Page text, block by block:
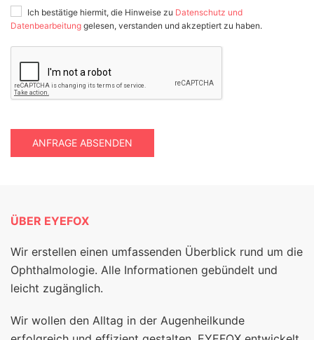
Ich bestätige hiermit, die Hinweise zu Datenschutz und
Datenbearbeitung gelesen, verstanden und akzeptiert zu haben.
ANFRAGE ABSENDEN
ÜBER EYEFOX
Wir erstellen einen umfassenden Überblick rund um die
Ophthalmologie. Alle Informationen gebündelt und
leicht zugänglich.
Wir wollen den Alltag in der Augenheilkunde